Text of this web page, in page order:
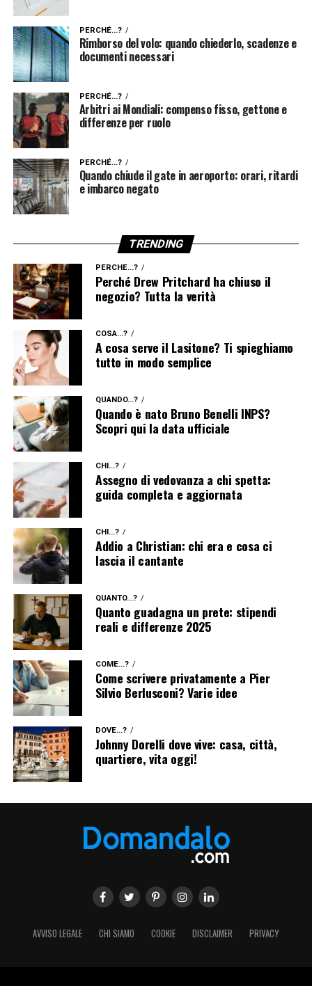
PERCHÉ...?
Rimborso del volo: quando chiederlo, scadenze e
documenti necessari
PERCHÉ...?
Arbitri ai Mondiali: compenso fisso, gettone e
differenze per ruolo
PERCHÉ...?
Quando chiude il gate in aeroporto: orari, ritardi
e imbarco negato
TRENDING
PERCHÉ...?
Perché Drew Pritchard ha chiuso il
negozio? Tutta la verità
COSA...?
A cosa serve il Lasitone? Ti spieghiamo
tutto in modo semplice
QUANDO...?
Quando è nato Bruno Benelli INPS?
Scopri qui la data ufficiale
CHI...?
Assegno di vedovanza a chi spetta:
guida completa e aggiornata
CHI...?
Addio a Christian: chi era e cosa ci
lascia il cantante
QUANTO...?
Quanto guadagna un prete: stipendi
reali e differenze 2025
COME...?
Come scrivere privatamente a Pier
Silvio Berlusconi? Varie idee
DOVE...?
Johnny Dorelli dove vive: casa, città,
quartiere, vita oggi!
FacebookTwitter Linkedin
AVVISO LEGALE CHI SIAMO COOKIE DISCLAIMER PRIVACY